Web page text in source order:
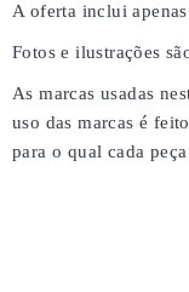
A oferta inclui apenas
Fotos e ilustrações
As marcas usadas
uso das marcas é
para o qual cada